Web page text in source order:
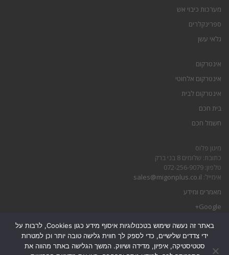
מערכות כיבוי אש
ספרינקלרים
גלאי עשן
אינטרקום
אינטרקום אלחוטי
אינטרקום לבית
בית חכם
חשמל חכם
מיגון פלוס
כתובת: שלומים 8 בני ברק
טלפון: 072-256-9079
אימייל: sales@migonplus.co.il
מאמרים ומידע
Google+
מדיניות פרטיות
באתר זה נעשה שימוש בטכנולוגיות איסוף מידע כגון Cookies, לרבות על
ידי צדדים שלישיים, כדי לספק לך חווית גלישה טובה יותר וכן למטרות
סטטיסטיקה, איפיון, מדידה ושיווק. המשך הגלישה באתר מהווה את